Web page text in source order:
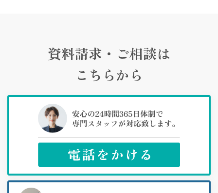
資料請求・ご相談は
こちらから